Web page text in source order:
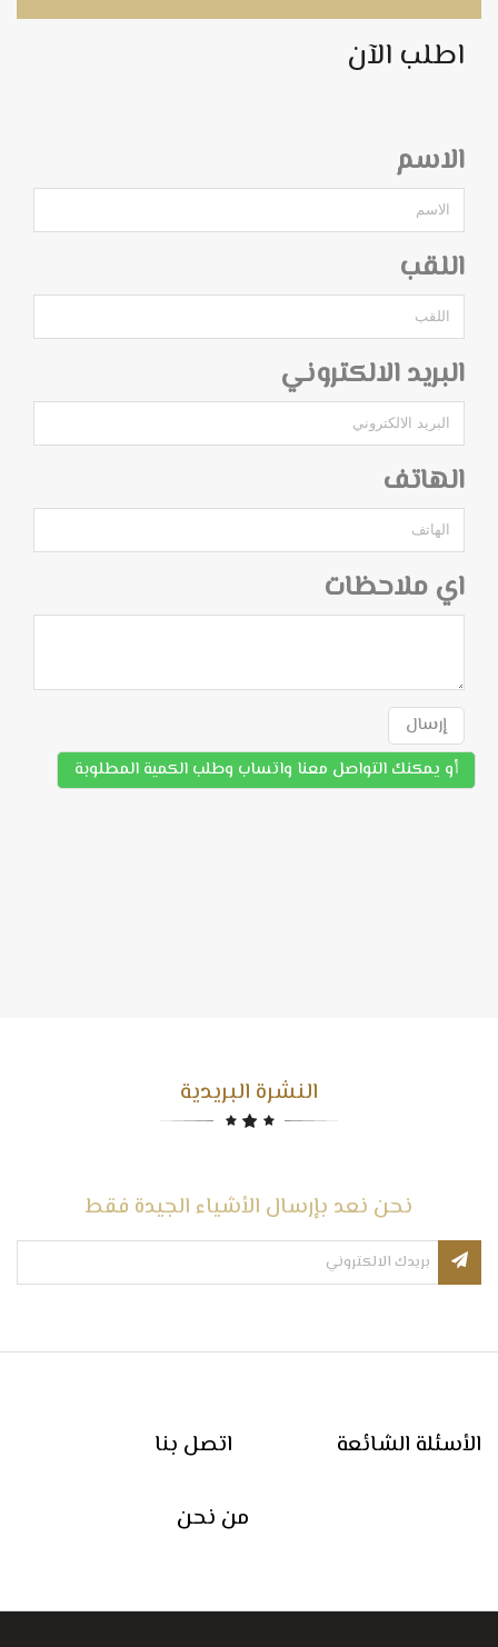
اطلب الآن
الاسم
اللقب
البريد الالكتروني
الهاتف
اي ملاحظات
إرسال
أو يمكنك التواصل معنا واتساب وطلب الكمية المطلوبة
النشرة البريدية
نحن نعد بإرسال الأشياء الجيدة فقط
اتصل بنا الأسئلة الشائعة
من نحن